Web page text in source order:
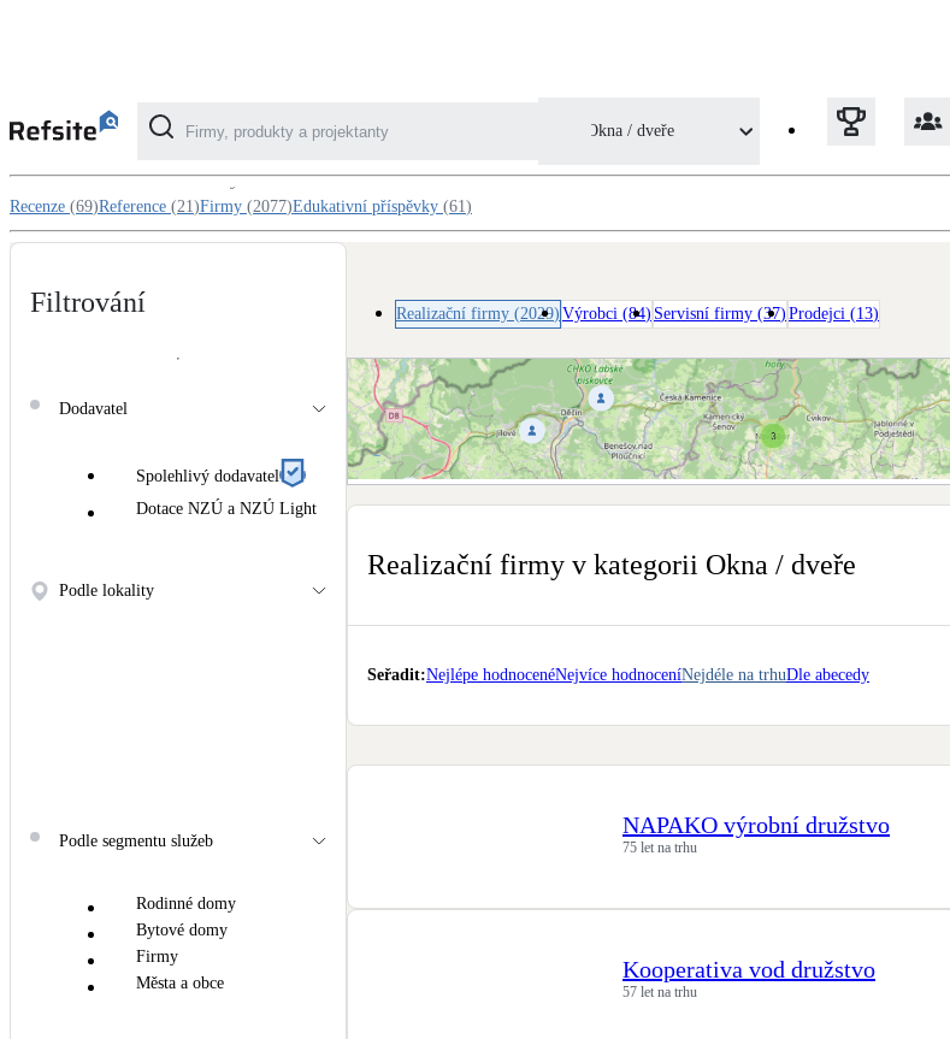
Okna / dveře
Kategorie
Dotační, energetické služby
Solární termický systém
Na přípravu teplé vody i přitápění
Větrání s rekuperací
Teplovzdušné vytápění
Okna / dveře
Balkonové sestavy
Bateriové úložiště
Pouze velké BESS
Šedá i černá odpadní voda
Akumulace dešťovky
Větrné elektrárny
Realizační firmy v kategorii Okna / dveře
Balkonové sestavy
Recenze (69)Reference (21)Firmy (2077)Edukativní příspěvky (61)
Filtrování
Dodavatel
Spolehlivý dodavatel
Dotace NZÚ a NZÚ Light
Podle lokality
Podle segmentu služeb
Rodinné domy
Bytové domy
Firmy
Města a obce
Realizační firmy (2029) Výrobci (84) Servisní firmy (37) Prodejci (13)
Realizační firmy v kategorii Okna / dveře
Seřadit:Nejlépe hodnocenéNejvíce hodnoceníNejdéle na trhuDle abecedy
NAPAKO výrobní družstvo
75 let na trhu
Kooperativa vod družstvo
57 let na trhu